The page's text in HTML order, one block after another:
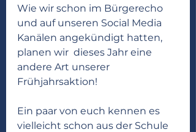
Wie wir schon im Bürgerecho
und auf unseren Social Media
Kanälen angekündigt hatten,
planen wir  dieses Jahr eine
andere Art unserer
Frühjahrsaktion!
Ein paar von euch kennen es
vielleicht schon aus der Schule